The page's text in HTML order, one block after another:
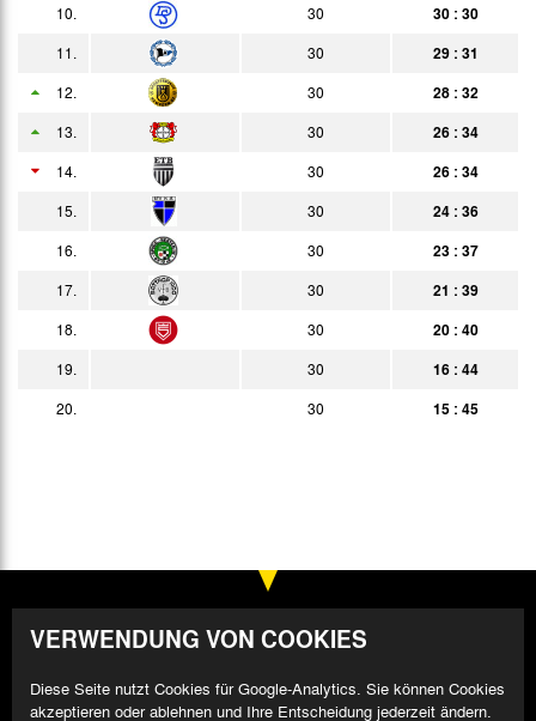
06.06.
Bericht
14.06.
Bericht
20.06.
Bericht
24.06.
10.
30
30 : 30
11.
30
29 : 31
12.
30
28 : 32
13.
30
26 : 34
14.
30
26 : 34
15.
30
24 : 36
16.
30
23 : 37
17.
30
21 : 39
18.
30
20 : 40
19.
30
16 : 44
20.
30 15 : 45
VERWENDUNG VON COOKIES
Diese Seite nutzt Cookies für Google-Analytics. Sie können Cookies
akzeptieren oder ablehnen und Ihre Entscheidung jederzeit ändern.